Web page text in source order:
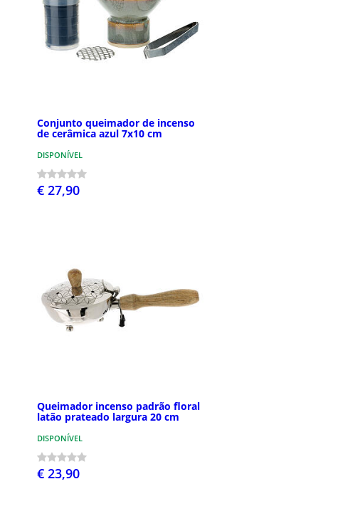
Conjunto queimador de incenso
de cerâmica azul 7x10 cm
DISPONÍVEL
€ 27,90
Queimador incenso padrão floral
latão prateado largura 20 cm
DISPONÍVEL
€ 23,90